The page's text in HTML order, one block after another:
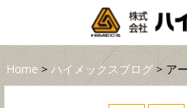
Home>ハイメックスブログ> ア